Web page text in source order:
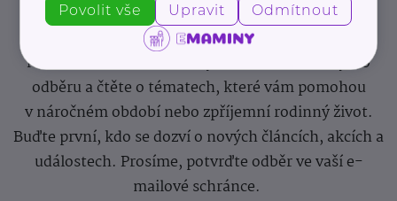
Pravidelný přísun novinek, inspirace na každý den,
podpora pro rodiče i sdílení zkušeností. Takový je
Newsletter webu eMaminy.cz. Přihlaste se k jeho
odběru a čtěte o tématech, které vám pomohou
v náročném období nebo zpříjemní rodinný život.
Buďte první, kdo se dozví o nových článcích, akcích a
událostech. Prosíme, potvrďte odběr ve vaší e-
mailové schránce.
Povolit vše Upravit Odmítnout